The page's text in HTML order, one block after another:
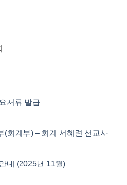
서류 발급
(회계부) – 회계 서혜련 선교사
내 (2025년 11월)